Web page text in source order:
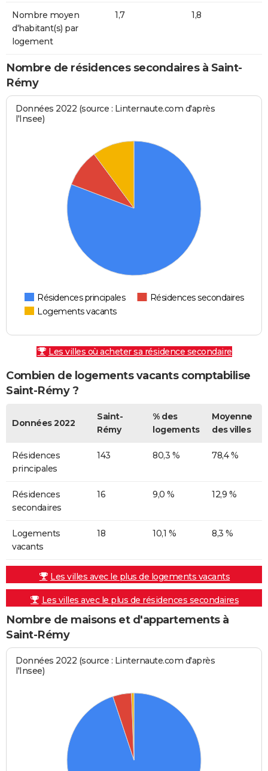
Nombre moyen
d'habitant(s) par
logement
1,7 1,8
Nombre de résidences secondaires à Saint-
Rémy
Données 2022 (source : Linternaute.com d'après
l'Insee)
Résidences principales
Résidences secondaires
Logements vacants
Les villes où acheter sa résidence secondaire
Combien de logements vacants comptabilise
Saint-Rémy ?
Données 2022
Saint-
Rémy
% des
logements
Moyenne
des villes
Résidences
principales
143 80,3 % 78,4 %
Résidences
secondaires
16 9,0 % 12,9 %
Logements
vacants
18 10,1 % 8,3 %
Les villes avec le plus de logements vacants
Les villes avec le plus de résidences secondaires
Nombre de maisons et d'appartements à
Saint-Rémy
Données 2022 (source : Linternaute.com d'après
l'Insee)